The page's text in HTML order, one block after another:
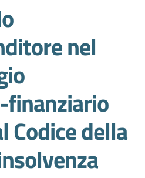
nel
finanziario
Codice della